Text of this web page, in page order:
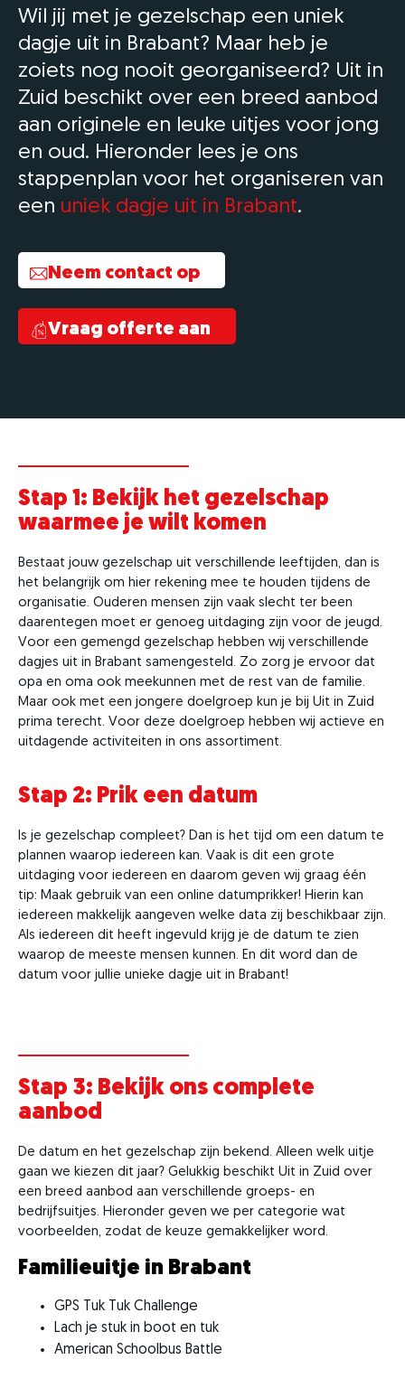
Wil jij met je gezelschap een uniek
dagje uit in Brabant? Maar heb je
zoiets nog nooit georganiseerd? Uit in
Zuid beschikt over een breed aanbod
aan originele en leuke uitjes voor jong
en oud. Hieronder lees je ons
stappenplan voor het organiseren van
een uniek dagje uit in Brabant.
Neem contact op
Vraag offerte aan
Stap 1: Bekijk het gezelschap
waarmee je wilt komen
Bestaat jouw gezelschap uit verschillende leeftijden, dan is
het belangrijk om hier rekening mee te houden tijdens de
organisatie. Ouderen mensen zijn vaak slecht ter been
daarentegen moet er genoeg uitdaging zijn voor de jeugd.
Voor een gemengd gezelschap hebben wij verschillende
dagjes uit in Brabant samengesteld. Zo zorg je ervoor dat
opa en oma ook meekunnen met de rest van de familie.
Maar ook met een jongere doelgroep kun je bij Uit in Zuid
prima terecht. Voor deze doelgroep hebben wij actieve en
uitdagende activiteiten in ons assortiment.
Stap 2: Prik een datum
Is je gezelschap compleet? Dan is het tijd om een datum te
plannen waarop iedereen kan. Vaak is dit een grote
uitdaging voor iedereen en daarom geven wij graag één
tip: Maak gebruik van een online datumprikker! Hierin kan
iedereen makkelijk aangeven welke data zij beschikbaar zijn.
Als iedereen dit heeft ingevuld krijg je de datum te zien
waarop de meeste mensen kunnen. En dit word dan de
datum voor jullie unieke dagje uit in Brabant!
Stap 3: Bekijk ons complete
aanbod
De datum en het gezelschap zijn bekend. Alleen welk uitje
gaan we kiezen dit jaar? Gelukkig beschikt Uit in Zuid over
een breed aanbod aan verschillende groeps- en
bedrijfsuitjes. Hieronder geven we per categorie wat
voorbeelden, zodat de keuze gemakkelijker word.
Familieuitje in Brabant
GPS Tuk Tuk Challenge
Lach je stuk in boot en tuk
American Schoolbus Battle